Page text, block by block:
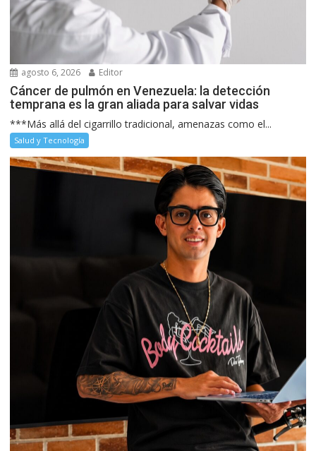
agosto 6, 2026 Editor
Cáncer de pulmón en Venezuela: la detección
temprana es la gran aliada para salvar vidas
***Más allá del cigarrillo tradicional, amenazas como el...
Salud y Tecnología